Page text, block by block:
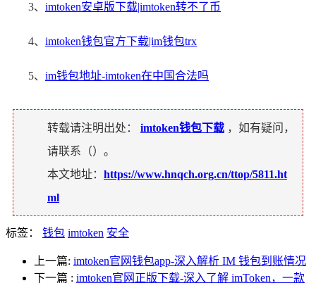
3、 imtoken安卓版下载|imtoken转不了币
4、 imtoken钱包官方下载|im钱包trx
5、 im钱包地址-imtoken在中国合法吗
转载请注明出处： imtoken钱包下载 ，如有疑问，
请联系（）。
本文地址： https://www.hnqch.org.cn/ttop/5811.ht
ml
标签： 钱包 imtoken 安全
上一篇: imtoken官网钱包app-深入解析 IM 钱包到账情况
下一篇 : imtoken官网正版下载-深入了解 imToken，一款